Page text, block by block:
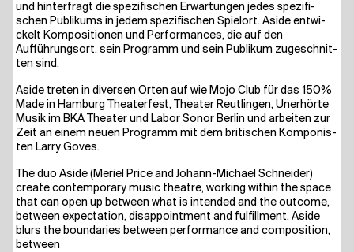
und hin­ter­fragt die spe­zi­fi­schen Erwar­tun­gen jedes spe­zi­fi­
schen Publi­kums in jedem spe­zi­fi­schen Spiel­ort. Asi­de ent­wi­
ckelt Kom­po­si­tio­nen und Per­for­man­ces, die auf den
Aufführungsort, sein Pro­gramm und sein Publi­kum zuge­schnit­
ten sind.
Asi­de tre­ten in diver­sen Orten auf wie Mojo Club für das 150%
Made in Ham­burg Thea­ter­fest, Thea­ter Reut­lin­gen, Uner­hör­te
Musik im BKA Thea­ter und Labor Sonor Ber­lin und arbei­ten zur
Zeit an einem neu­en Pro­gramm mit dem bri­ti­schen Kom­po­nis­
ten Lar­ry Goves.
The duo Asi­de (Meriel Pri­ce and Johann-Micha­el Schnei­der)
crea­te con­tem­po­ra­ry music theat­re, working within the space
that can open up bet­ween what is inten­ded and the out­co­me,
bet­ween expec­ta­ti­on, dis­ap­point­ment and ful­fill­ment. Asi­de
blurs the boun­da­ries bet­ween per­for­mance and com­po­si­ti­on,
between